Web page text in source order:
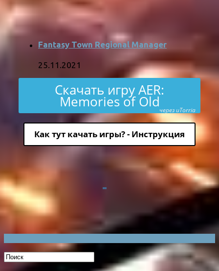
Fantasy Town Regional Manager
25.11.2021
Скачать игру AER:
Memories of Oldчерез uTorria
Как тут качать игры? - Инструкция